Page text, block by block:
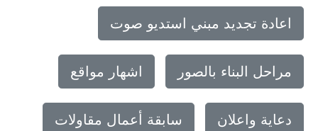
اعادة تجديد مبني استديو صوت
مراحل البناء بالصور اشهار مواقع
دعاية واعلان سابقة أعمال مقاولات